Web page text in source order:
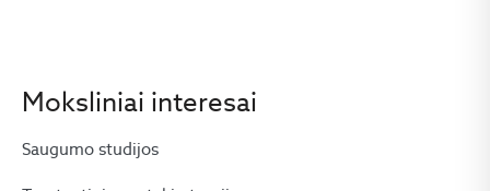
Moksliniai interesai
Saugumo studijos